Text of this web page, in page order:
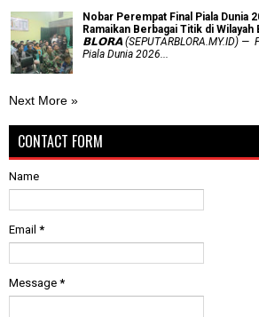
Nobar Perempat Final Piala Dunia
Ramaikan Berbagai Titik di Wilayah
𝗕𝗟𝗢𝗥𝗔 (SEPUTARBLORA.MY.ID) —
Piala Dunia 2026...
Next More »
CONTACT FORM
Name
Email *
Message *